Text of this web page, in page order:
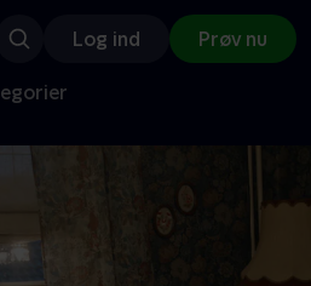
Log ind Prøv nu